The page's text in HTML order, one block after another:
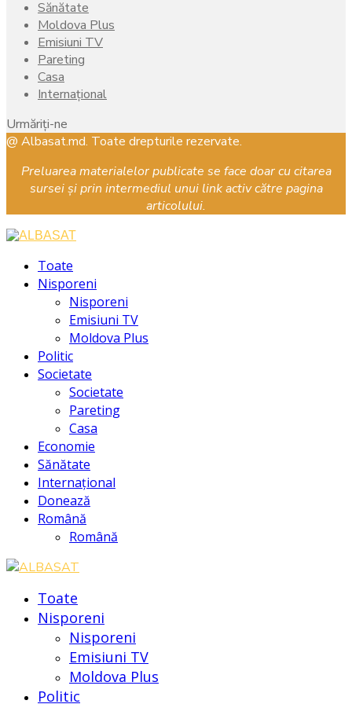
Sănătate
Moldova Plus
Emisiuni TV
Pareting
Casa
Internațional
Urmăriți-ne
Facebook
Instagram
Youtube
@ Albasat.md. Toate drepturile rezervate.
Preluarea materialelor publicate se face doar cu citarea
sursei și prin intermediul unui link activ către pagina
articolului.
Toate
Nisporeni
Nisporeni
Emisiuni TV
Moldova Plus
Politic
Societate
Societate
Pareting
Casa
Economie
Sănătate
Internațional
Donează
Română
Română
Toate
Nisporeni
Nisporeni
Emisiuni TV
Moldova Plus
Politic